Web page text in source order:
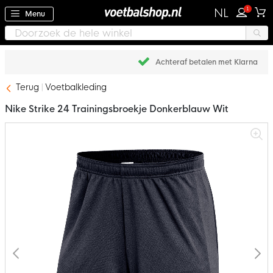
Menu NL 1
Achteraf betalen met Klarna
Terug Voetbalkleding
Nike Strike 24 Trainingsbroekje Donkerblauw Wit